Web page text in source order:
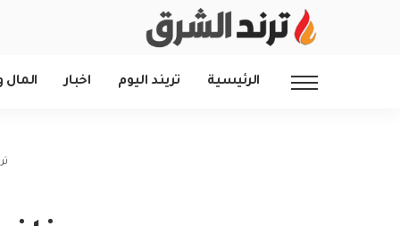
الرئيسية تريند اليوم اخبار المال